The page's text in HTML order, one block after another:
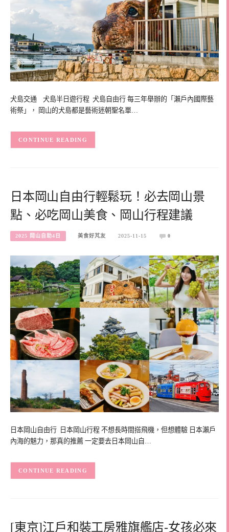
犬島交通 犬島半日遊行程 犬島自由行 每三年舉辦的「瀨戶內國際藝
術祭」， 岡山的犬島都是藝術迷朝聖名單…
CONTINUE READING
日本岡山自由行輕鬆玩！必去岡山景
點、必吃岡山美食、岡山行程建議
2025 岡山自助4日 美食好芃友 2025-11-15 0
日本岡山自由行 日本岡山行程 不想長時間搭飛機，但想體驗 日本瀨戶
內海的魅力，那真的推薦 一定要去日本岡山自…
CONTINUE READING
[東京]江戶和裝工房雅旗艦店-女孩必來